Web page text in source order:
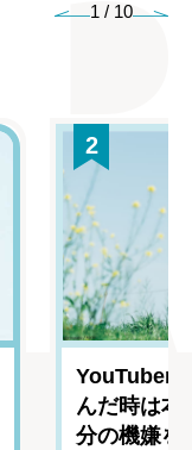
1 / 10
2
YouTuber
んだ時は
分の機嫌を